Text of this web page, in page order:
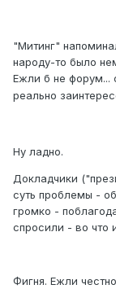
"Митинг"
народу-то было
Ежли б не форум...
реально
Ну ладно.
Докладчики
суть проблемы -
громко -
спросили - во что
Фигня. Ежли